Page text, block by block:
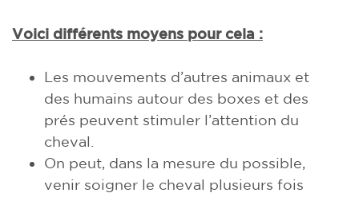
Voici différents moyens pour cela :
Les mouvements d’autres animaux et
des humains autour des boxes et des
prés peuvent stimuler l’attention du
cheval.
On peut, dans la mesure du possible,
venir soigner le cheval plusieurs fois